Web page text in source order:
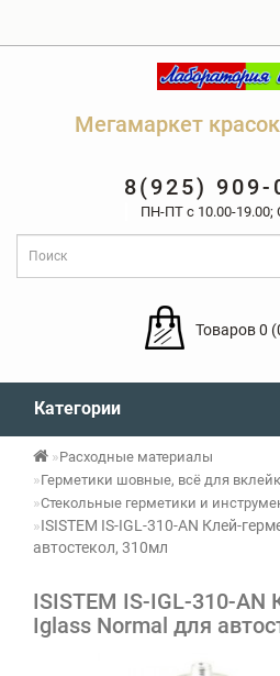
Мегамаркет
8(925) 909-
ПН-ПТ c 10.00-19.00;
Товаров 0
Категории
Расходные материалы
Герметики шовные, всё для
Стекольные герметики и
ISISTEM IS-IGL-310-AN Клей-
автостекол, 310мл
ISISTEM IS-IGL-310-AN
Iglass Normal для